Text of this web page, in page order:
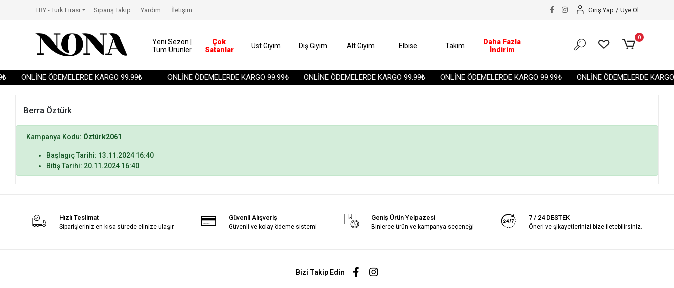
ONLİNE ÖDEMELERDE KARGO 99.99₺ ONLİNE ÖDEMELERDE KARGO 99.99₺ ONLİNE ÖDEMELERDE KARGO 99.99₺ ONLİNE ÖDEMELERDE KARGO 99.99₺ ONLİNE ÖDEMELERDE
TRY - Türk Lirası Sipariş Takip Yardım İletişim Giriş Yap / Üye Ol
Yeni Sezon |
Tüm Ürünler
Çok
Satanlar
Üst Giyim Dış Giyim Alt Giyim Elbise Takım
Daha Fazla
İndirim
0
Berra Öztürk
Kampanya Kodu: Öztürk2061
Başlagıç Tarihi: 13.11.2024 16:40
Bitiş Tarihi: 20.11.2024 16:40
Hızlı Teslimat
Siparişleriniz en kısa sürede elinize ulaşır.
Güvenli Alışveriş
Güvenli ve kolay ödeme sistemi
Geniş Ürün Yelpazesi
Binlerce ürün ve kampanya seçeneği
7 / 24 DESTEK
Öneri ve şikayetlerinizi bize iletebilirsiniz.
Bizi Takip Edin